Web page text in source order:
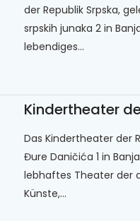
der Republik Srpska,
srpskih junaka 2 in
lebendiges...
Kindertheater
Das Kindertheater der
Đure Daničića 1 in
lebhaftes Theater der
Künste,...